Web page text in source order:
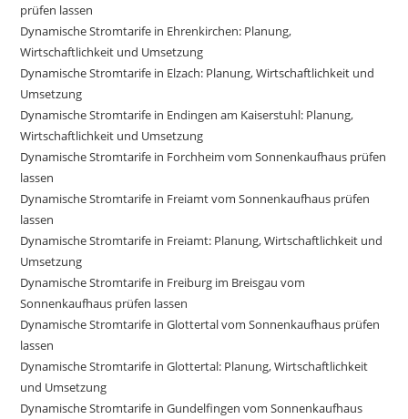
prüfen lassen
Dynamische Stromtarife in Ehrenkirchen: Planung,
Wirtschaftlichkeit und Umsetzung
Dynamische Stromtarife in Elzach: Planung, Wirtschaftlichkeit und
Umsetzung
Dynamische Stromtarife in Endingen am Kaiserstuhl: Planung,
Wirtschaftlichkeit und Umsetzung
Dynamische Stromtarife in Forchheim vom Sonnenkaufhaus prüfen
lassen
Dynamische Stromtarife in Freiamt vom Sonnenkaufhaus prüfen
lassen
Dynamische Stromtarife in Freiamt: Planung, Wirtschaftlichkeit und
Umsetzung
Dynamische Stromtarife in Freiburg im Breisgau vom
Sonnenkaufhaus prüfen lassen
Dynamische Stromtarife in Glottertal vom Sonnenkaufhaus prüfen
lassen
Dynamische Stromtarife in Glottertal: Planung, Wirtschaftlichkeit
und Umsetzung
Dynamische Stromtarife in Gundelfingen vom Sonnenkaufhaus